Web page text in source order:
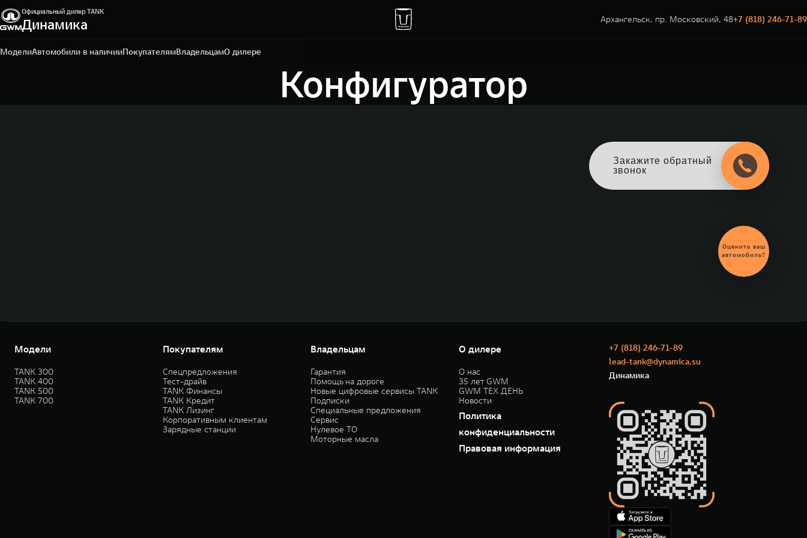
Официальный дилер TANK
Динамика Архангельск, пр. Московский, 48+7 (818) 246-71-89
МоделиАвтомобили в наличииПокупателямВладельцамО дилере
Архангельск, пр. Московский, 48
+7 (818) 246-71-89
Конфигуратор
Модели
TANK 300
TANK 400
TANK 500
TANK 700
Покупателям
Спецпредложения
Тест-драйв
TANK Финансы
TANK Кредит
TANK Лизинг
Корпоративным клиентам
Зарядные станции
Владельцам
Гарантия
Помощь на дороге
Новые цифровые сервисы TANK
Подписки
Специальные предложения
Сервис
Нулевое ТО
Моторные масла
О дилере
О нас
35 лет GWM
GWM ТЕХ ДЕНЬ
Новости
Политика
конфиденциальности
Правовая информация
+7 (818) 246-71-89
lead-tank@dynamica.su
Динамика
Оценить ваш
автомобиль?
Закажите обратный
звонок